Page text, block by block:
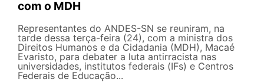
com o MDH
Representantes do ANDES-SN se reuniram, na
tarde dessa terça-feira (24), com a ministra dos
Direitos Humanos e da Cidadania (MDH), Macaé
Evaristo, para debater a luta antirracista nas
universidades, institutos federais (IFs) e Centros
Federais de Educação...